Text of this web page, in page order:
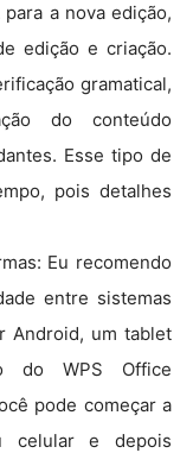
a nova edição,
edição e criação.
gramatical,
do conteúdo
Esse tipo de
pois detalhes
Eu recomendo
entre sistemas
Android, um tablet
do WPS Office
pode começar a
celular e depois